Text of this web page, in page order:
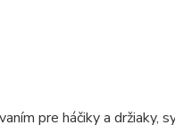
pre háčiky a držiaky,